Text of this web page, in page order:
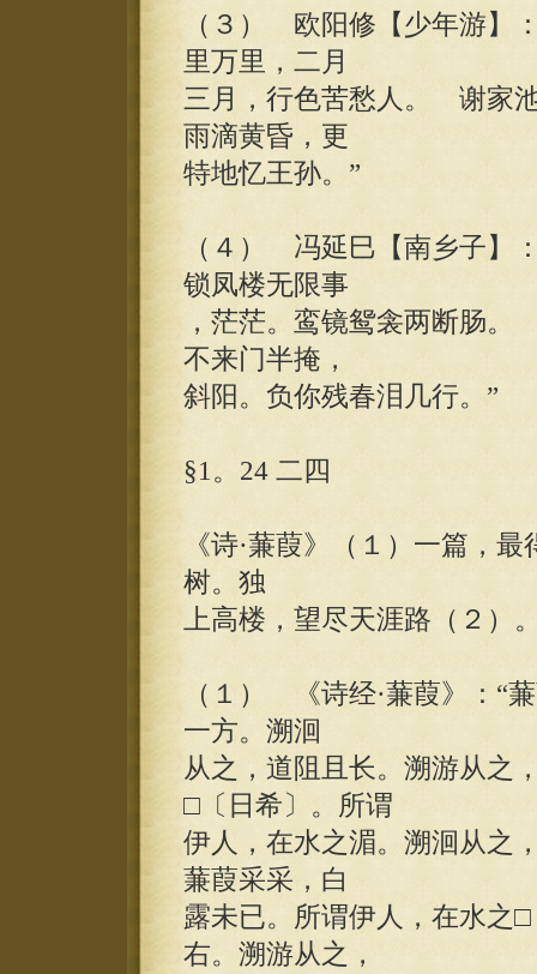
（３） 欧阳修【少年游】
里万里，二月
三月，行色苦愁人。 谢家
雨滴黄昏，更
特地忆王孙。”
（４） 冯延巳【南乡子】
锁凤楼无限事
，茫茫。鸾镜鸳衾两断肠
不来门半掩，
斜阳。负你残春泪几行。”
§1。24 二四
《诗·蒹葭》（１）一篇，
树。独
上高楼，望尽天涯路（２）
（１） 《诗经·蒹葭》：“
一方。溯洄
从之，道阻且长。溯游从之
□〔日希〕。所谓
伊人，在水之湄。溯洄从之
蒹葭采采，白
露未已。所谓伊人，在水之
右。溯游从之，